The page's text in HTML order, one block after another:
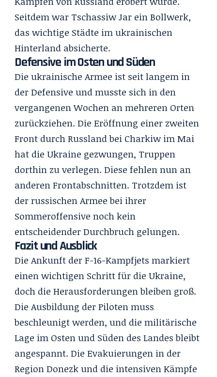
Seitdem war Tschassiw Jar ein Bollwerk,
das wichtige Städte im ukrainischen
Hinterland absicherte.
Defensive im Osten und Süden
Die ukrainische Armee ist seit langem in
der Defensive und musste sich in den
vergangenen Wochen an mehreren Orten
zurückziehen. Die Eröffnung einer zweiten
Front durch Russland bei Charkiw im Mai
hat die Ukraine gezwungen, Truppen
dorthin zu verlegen. Diese fehlen nun an
anderen Frontabschnitten. Trotzdem ist
der russischen Armee bei ihrer
Sommeroffensive noch kein
entscheidender Durchbruch gelungen.
Fazit und Ausblick
Die Ankunft der F-16-Kampfjets markiert
einen wichtigen Schritt für die Ukraine,
doch die Herausforderungen bleiben groß.
Die Ausbildung der Piloten muss
beschleunigt werden, und die militärische
Lage im Osten und Süden des Landes bleibt
angespannt. Die Evakuierungen in der
Region Donezk und die intensiven Kämpfe